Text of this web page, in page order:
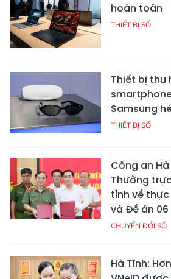
hoàn toàn
THIẾT BỊ SỐ
Thiết bị thu
Samsung
THIẾT BỊ SỐ
Công an
Thường
tỉnh về thực
và Đề án 06
CHUYỂN ĐỔI SỐ
Hà Tĩnh: